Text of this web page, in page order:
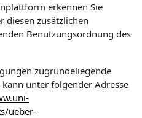
erkennen Sie
diesen zusätzlichen
Benutzungsordnung des
zugrundeliegende
unter folgender Adresse
ueber-